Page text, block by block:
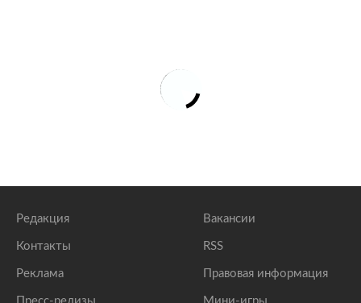
Редакция
Контакты
Реклама
Вакансии
RSS
Правовая информация